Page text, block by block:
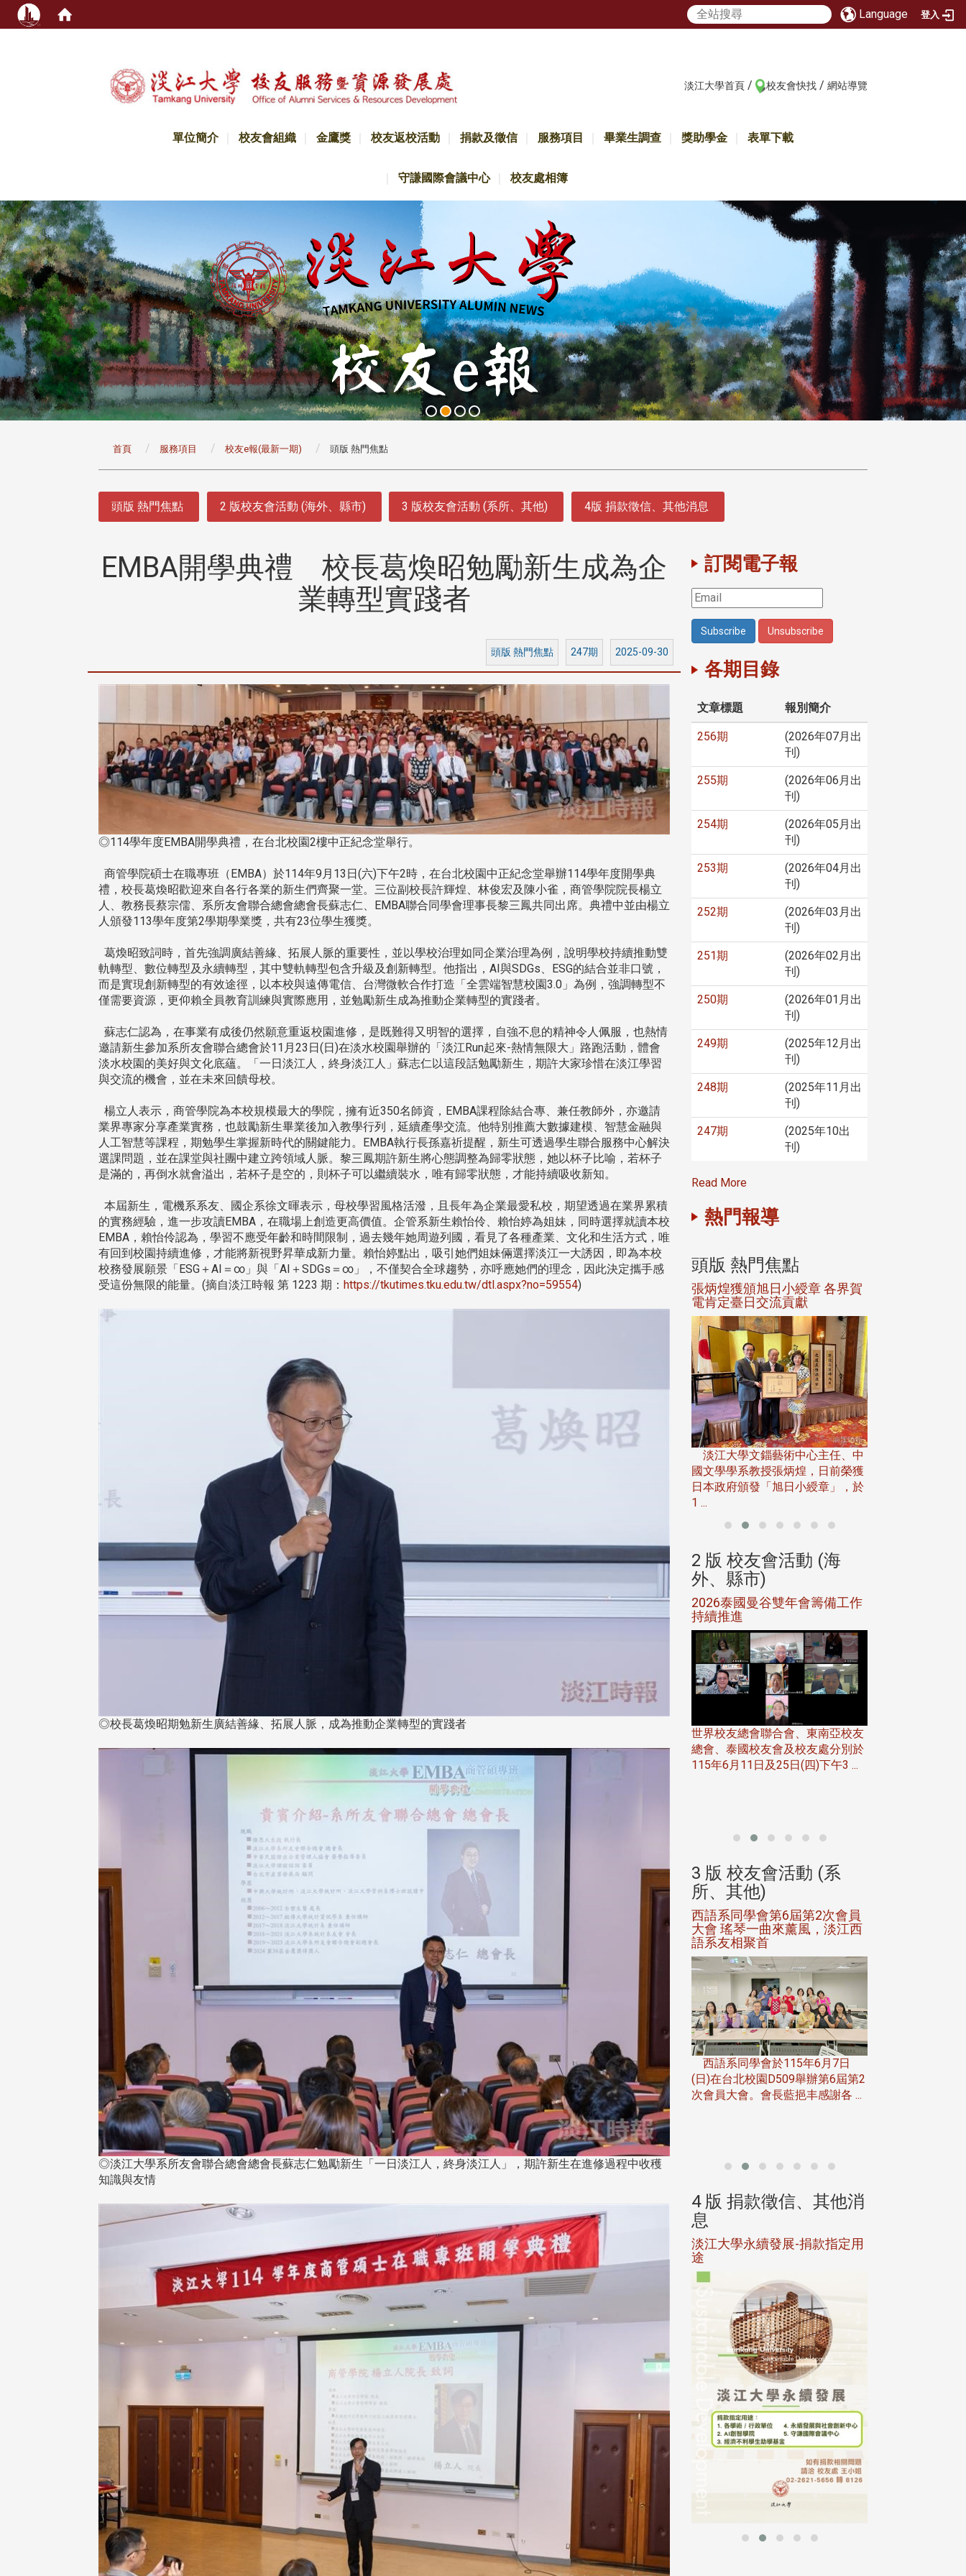
Language 登入
淡江大學首頁 / 校友會快找 / 網站導覽
單位簡介 校友會組織 金鷹獎 校友返校活動 捐款及徵信 服務項目 畢業生調查 獎助學金 表單下載
守謙國際會議中心 校友處相簿
首頁 服務項目 校友e報(最新一期) 頭版 熱門焦點
頭版 熱門焦點 2 版校友會活動 (海外、縣市) 3 版校友會活動 (系所、其他) 4版 捐款徵信、其他消息
EMBA開學典禮 校長葛煥昭勉勵新生成為企
業轉型實踐者
頭版 熱門焦點 247期 2025-09-30
◎114學年度EMBA開學典禮，在台北校園2樓中正紀念堂舉行。
商管學院碩士在職專班（EMBA）於114年9月13日(六)下午2時，在台北校園中正紀念堂舉辦114學年度開學典
禮，校長葛煥昭歡迎來自各行各業的新生們齊聚一堂。三位副校長許輝煌、林俊宏及陳小雀，商管學院院長楊立
人、教務長蔡宗儒、系所友會聯合總會總會長蘇志仁、EMBA聯合同學會理事長黎三鳳共同出席。典禮中並由楊立
人頒發113學年度第2學期學業獎，共有23位學生獲獎。
葛煥昭致詞時，首先強調廣結善緣、拓展人脈的重要性，並以學校治理如同企業治理為例，說明學校持續推動雙
軌轉型、數位轉型及永續轉型，其中雙軌轉型包含升級及創新轉型。他指出，AI與SDGs、ESG的結合並非口號，
而是實現創新轉型的有效途徑，以本校與遠傳電信、台灣微軟合作打造「全雲端智慧校園3.0」為例，強調轉型不
僅需要資源，更仰賴全員教育訓練與實際應用，並勉勵新生成為推動企業轉型的實踐者。
蘇志仁認為，在事業有成後仍然願意重返校園進修，是既難得又明智的選擇，自強不息的精神令人佩服，也熱情
邀請新生參加系所友會聯合總會於11月23日(日)在淡水校園舉辦的「淡江Run起來-熱情無限大」路跑活動，體會
淡水校園的美好與文化底蘊。「一日淡江人，終身淡江人」蘇志仁以這段話勉勵新生，期許大家珍惜在淡江學習
與交流的機會，並在未來回饋母校。
楊立人表示，商管學院為本校規模最大的學院，擁有近350名師資，EMBA課程除結合專、兼任教師外，亦邀請
業界專家分享產業實務，也鼓勵新生畢業後加入教學行列，延續產學交流。他特別推薦大數據建模、智慧金融與
人工智慧等課程，期勉學生掌握新時代的關鍵能力。EMBA執行長孫嘉祈提醒，新生可透過學生聯合服務中心解決
選課問題，並在課堂與社團中建立跨領域人脈。黎三鳳期許新生將心態調整為歸零狀態，她以杯子比喻，若杯子
是滿的，再倒水就會溢出，若杯子是空的，則杯子可以繼續裝水，唯有歸零狀態，才能持續吸收新知。
本屆新生，電機系系友、國企系徐文暉表示，母校學習風格活潑，且長年為企業最愛私校，期望透過在業界累積
的實務經驗，進一步攻讀EMBA，在職場上創造更高價值。企管系新生賴怡伶、賴怡婷為姐妹，同時選擇就讀本校
EMBA，賴怡伶認為，學習不應受年齡和時間限制，過去幾年她周遊列國，看見了各種產業、文化和生活方式，唯
有回到校園持續進修，才能將新視野昇華成新力量。賴怡婷點出，吸引她們姐妹倆選擇淡江一大誘因，即為本校
校務發展願景「ESG＋AI＝∞」與「AI＋SDGs＝∞」，不僅契合全球趨勢，亦呼應她們的理念，因此決定攜手感
受這份無限的能量。(摘自淡江時報 第 1223 期： https://tkutimes.tku.edu.tw/dtl.aspx?no=59554)
◎校長葛煥昭期勉新生廣結善緣、拓展人脈，成為推動企業轉型的實踐者
◎淡江大學系所友會聯合總會總會長蘇志仁勉勵新生「一日淡江人，終身淡江人」，期許新生在進修過程中收穫
知識與友情
訂閱電子報
各期目錄
文章標題 報別簡介
256期
(2026年07月出
刊)
255期
(2026年06月出
刊)
254期
(2026年05月出
刊)
253期
(2026年04月出
刊)
252期
(2026年03月出
刊)
251期
(2026年02月出
刊)
250期
(2026年01月出
刊)
249期
(2025年12月出
刊)
248期
(2025年11月出
刊)
247期
(2025年10出
刊)
Read More
熱門報導
大學主任秘書曾守正率隊
學校友服務相關同仁蒞臨本 ...
頭版 熱門焦點
十四載深耕校友情誼 校友處
校友處執行長彭春陽於115年7月
30日(四)榮退，為其十四年來深耕
校友服務、凝聚海內外校友情 ...
頭版 熱門焦點
校友處新任執行長武士戎上
淡江大學於115年7月30日(四)舉
辦布達暨單位主管交接典禮。115
學年度校友服務暨資源發展 ...
頭版 熱門焦點
淡江大學董事會議改選案報部
頭版 熱門焦點
張炳煌獲頒旭日小綬章 各界賀
電肯定臺日交流貢獻
淡江大學文錙藝術中心主任、中
國文學學系教授張炳煌，日前榮獲
日本政府頒發「旭日小綬章」，於
1 ...
校友會活動 (海
校友會於115年6月10日(三)
2 版 校友會活動 (海
外、縣市)
台北市校友會6月份活動
台北市校友會於6月6日(六)舉辦
「新店瑠公圳知性健行活動」，在
領隊温明正學長與副領隊呂惠玲學
姐的精 ...
2 版 校友會活動 (海
外、縣市)
台中市校友會拜會盧秀燕市
長 校友交流智慧治理凝聚向
台中市校友會於115年6月24日
(三)舉辦拜會台中市政府活動。參
訪團由母校戰略所所長李大中、 ...
2 版 校友會活動 (海
外、縣市)
南加州校友會召開115年年中
理事會議 許宗由當選116年
南加州校友會於115年6月27日(日)
在美國洛杉磯華僑文教服務中心
（洛僑文化中心）會議室召開115
2 版 校友會活動 (海
外、縣市)
2026泰國曼谷雙年會籌備工作
持續推進
世界校友總會聯合會、東南亞校友
總會、泰國校友會及校友處分別於
115年6月11日及25日(四)下午3 ...
校友會活動 (系
系友會第3屆第4次理監事
大學電子與電機系友會於115
月28日在台北校區盛大舉辦
人科技與前瞻應用論壇」，特
3 版 校友會活動 (系
所、其他)
風保系友會蘭陽探梅漫遊 齊聚
共譜初夏歡樂樂章
在連日大雨陰霾下，風保系友會
在115年6月27日(六)舉辦的一日
遊，神奇迎來超幸運好天氣。大 ...
3 版 校友會活動 (系
所、其他)
【校友來訪】香港校友會前會
長葉雅琴、杜天寶學長
香港校友會前會長葉雅琴學姐與
杜天寶學長一家，於115年6月4日
(四)返校拜訪校友處，受到校友 ...
3 版 校友會活動 (系
所、其他)
屆理事長
跨業合作協進會第二屆第一次會員
大會於6月5日下午7時，在台北校
園D508室舉行，本校潘伯申研發
長、 ...
3 版 校友會活動 (系
所、其他)
西語系同學會第6屆第2次會員
大會 瑤琴一曲來薰風，淡江西
語系友相聚首
西語系同學會於115年6月7日
(日)在台北校園D509舉辦第6屆第2
次會員大會。會長藍挹丰感謝各 ...
捐款徵信、其他消
並導入個資管理，對於校友之
4 版 捐款徵信、其他消
息
4 版 捐款徵信、其他消
歡迎使用「淡江大學校園徵才
線上系統」
4 版 捐款徵信、其他消
息
捐款芳名錄
4 版 捐款徵信、其他消
息
淡江大學永續發展-捐款指定用
途